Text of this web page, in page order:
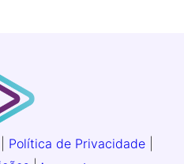
Política de Privacidade